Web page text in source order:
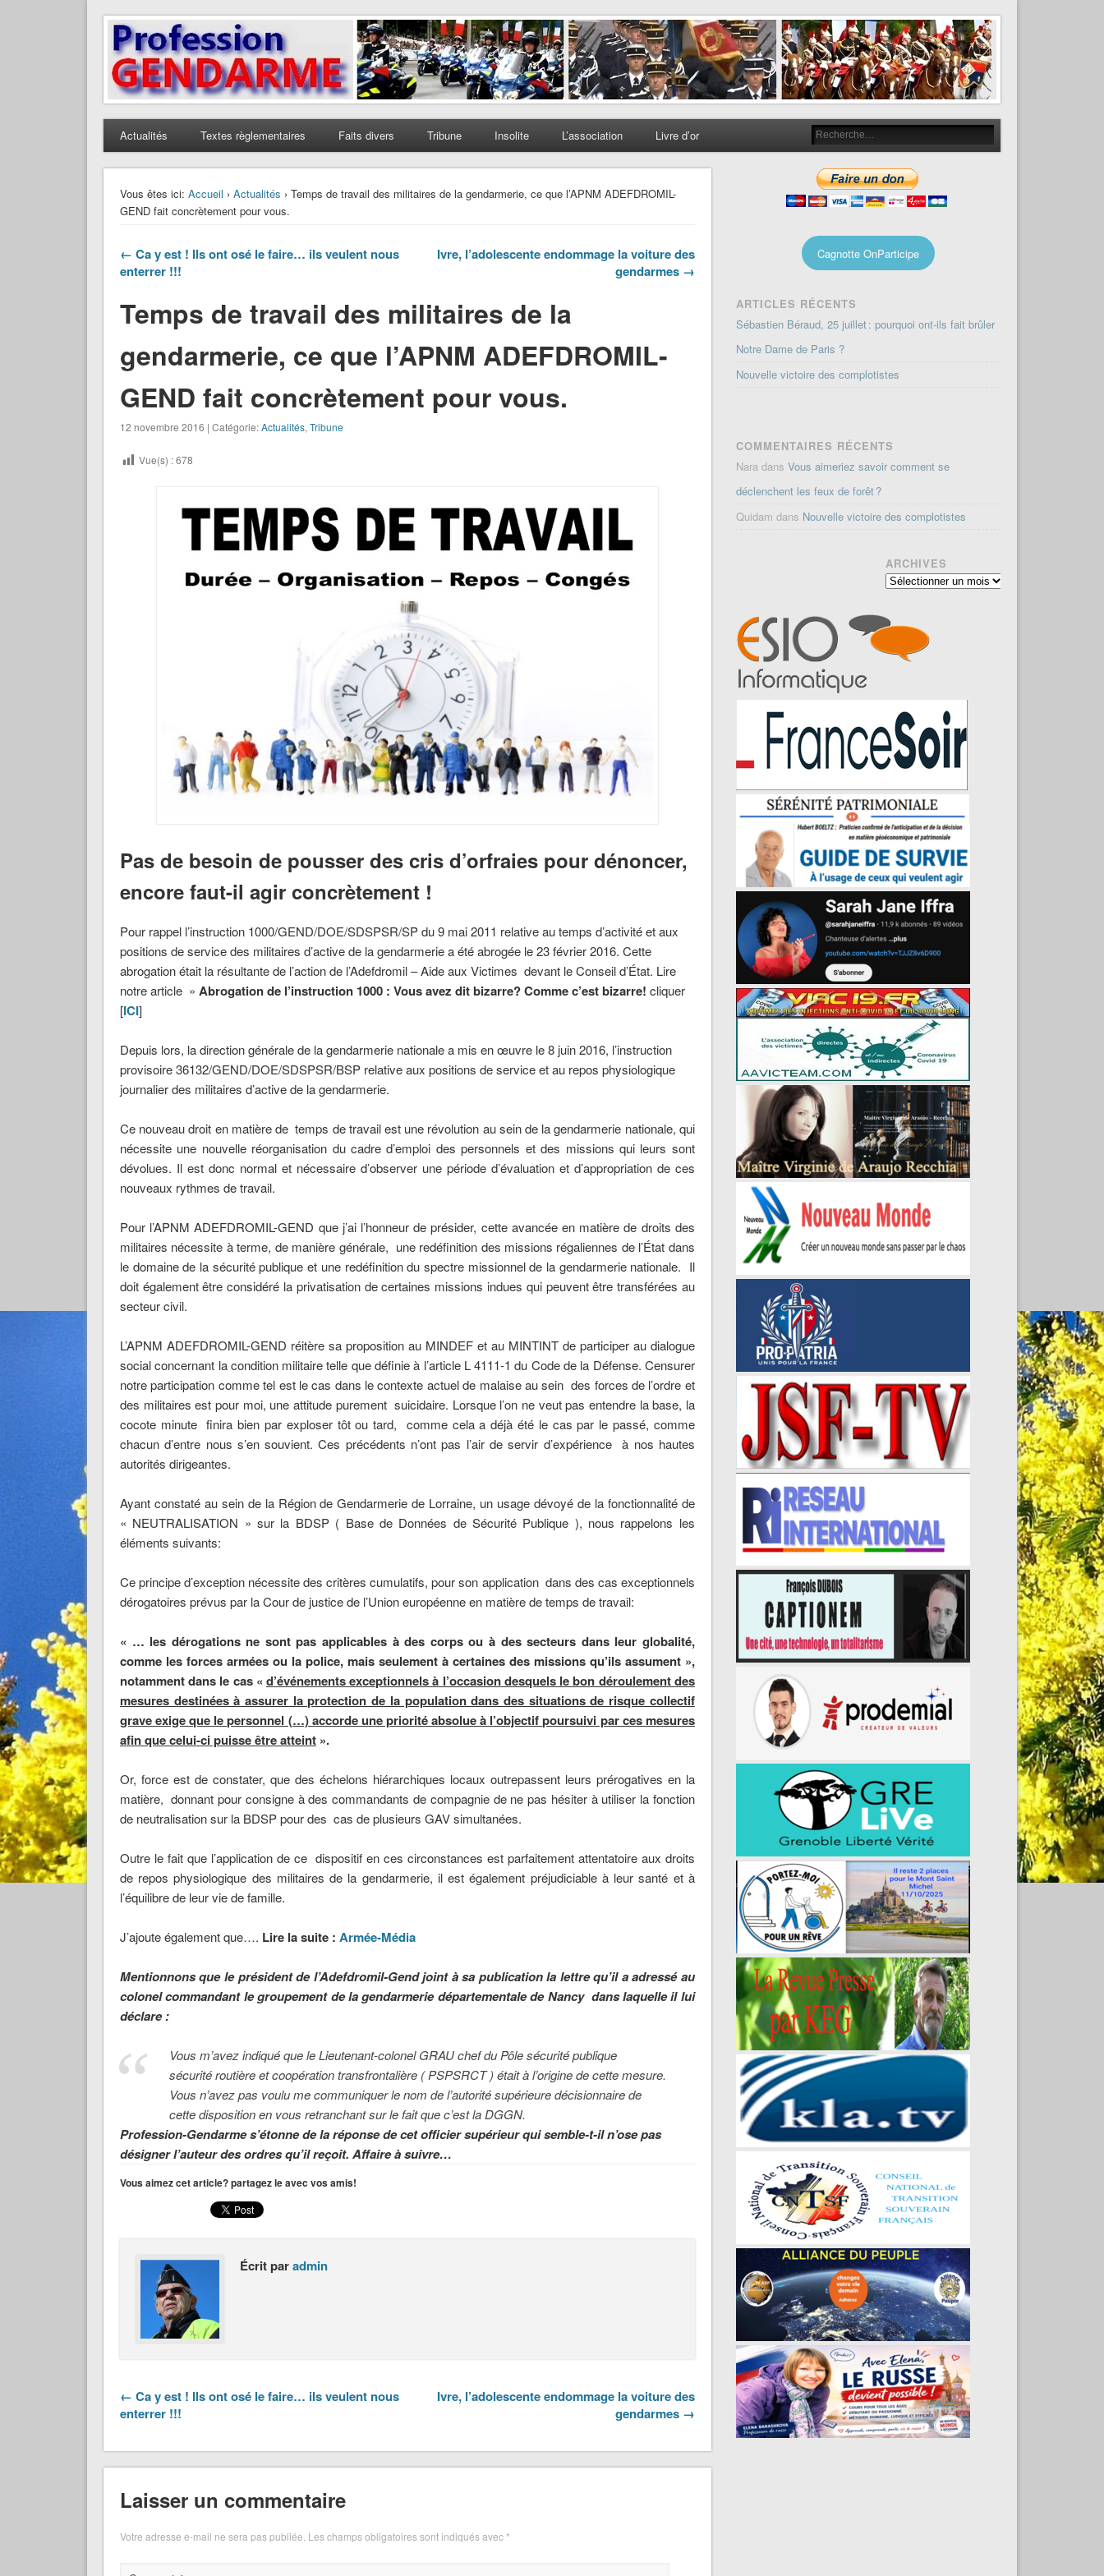
Profession Gendarme
Le journal des gendarmes
Actualités Textes règlementaires Faits divers Tribune Insolite L’association Livre d’or
Vous êtes ici: Accueil › Actualités › Temps de travail des militaires de la gendarmerie, ce que l’APNM ADEFDROMIL-
GEND fait concrètement pour vous.
← Ca y est ! Ils ont osé le faire… ils veulent nous
enterrer !!!
Ivre, l’adolescente endommage la voiture des
gendarmes →
Temps de travail des militaires de la
gendarmerie, ce que l’APNM ADEFDROMIL-
GEND fait concrètement pour vous.
12 novembre 2016 | Catégorie:Actualités, Tribune
Vue(s) :678
Pas de besoin de pousser des cris d’orfraies pour dénoncer,
encore faut-il agir concrètement !
Pour rappel l’instruction 1000/GEND/DOE/SDSPSR/SP du 9 mai 2011 relative au temps d’activité et aux
positions de service des militaires d’active de la gendarmerie a été abrogée le 23 février 2016. Cette
abrogation était la résultante de l’action de l’Adefdromil – Aide aux Victimes devant le Conseil d’État. Lire
notre article » Abrogation de l’instruction 1000 : Vous avez dit bizarre? Comme c’est bizarre! cliquer
[ICI]
Depuis lors, la direction générale de la gendarmerie nationale a mis en œuvre le 8 juin 2016, l’instruction
provisoire 36132/GEND/DOE/SDSPSR/BSP relative aux positions de service et au repos physiologique
journalier des militaires d’active de la gendarmerie.
Ce nouveau droit en matière de temps de travail est une révolution au sein de la gendarmerie nationale, qui
nécessite une nouvelle réorganisation du cadre d’emploi des personnels et des missions qui leurs sont
dévolues. Il est donc normal et nécessaire d’observer une période d’évaluation et d’appropriation de ces
nouveaux rythmes de travail.
Pour l’APNM ADEFDROMIL-GEND que j’ai l’honneur de présider, cette avancée en matière de droits des
militaires nécessite à terme, de manière générale, une redéfinition des missions régaliennes de l’État dans
le domaine de la sécurité publique et une redéfinition du spectre missionnel de la gendarmerie nationale. Il
doit également être considéré la privatisation de certaines missions indues qui peuvent être transférées au
secteur civil.
L’APNM ADEFDROMIL-GEND réitère sa proposition au MINDEF et au MINTINT de participer au dialogue
social concernant la condition militaire telle que définie à l’article L 4111-1 du Code de la Défense. Censurer
notre participation comme tel est le cas dans le contexte actuel de malaise au sein des forces de l’ordre et
des militaires est pour moi, une attitude purement suicidaire. Lorsque l’on ne veut pas entendre la base, la
cocote minute finira bien par exploser tôt ou tard, comme cela a déjà été le cas par le passé, comme
chacun d’entre nous s’en souvient. Ces précédents n’ont pas l’air de servir d’expérience à nos hautes
autorités dirigeantes.
Ayant constaté au sein de la Région de Gendarmerie de Lorraine, un usage dévoyé de la fonctionnalité de
« NEUTRALISATION » sur la BDSP ( Base de Données de Sécurité Publique ), nous rappelons les
éléments suivants:
Ce principe d’exception nécessite des critères cumulatifs, pour son application dans des cas exceptionnels
dérogatoires prévus par la Cour de justice de l’Union européenne en matière de temps de travail:
« … les dérogations ne sont pas applicables à des corps ou à des secteurs dans leur globalité,
comme les forces armées ou la police, mais seulement à certaines des missions qu’ils assument »,
notamment dans le cas «d’événements exceptionnels à l’occasion desquels le bon déroulement des
mesures destinées à assurer la protection de la population dans des situations de risque collectif
grave exige que le personnel (…) accorde une priorité absolue à l’objectif poursuivi par ces mesures
afin que celui-ci puisse être atteint».
Or, force est de constater, que des échelons hiérarchiques locaux outrepassent leurs prérogatives en la
matière, donnant pour consigne à des commandants de compagnie de ne pas hésiter à utiliser la fonction
de neutralisation sur la BDSP pour des cas de plusieurs GAV simultanées.
Outre le fait que l’application de ce dispositif en ces circonstances est parfaitement attentatoire aux droits
de repos physiologique des militaires de la gendarmerie, il est également préjudiciable à leur santé et à
l’équilibre de leur vie de famille.
J’ajoute également que…. Lire la suite : Armée-Média
Mentionnons que le président de l’Adefdromil-Gend joint à sa publication la lettre qu’il a adressé au
colonel commandant le groupement de la gendarmerie départementale de Nancy dans laquelle il lui
déclare :
Vous m’avez indiqué que le Lieutenant-colonel GRAU chef du Pôle sécurité publique
sécurité routière et coopération transfrontalière ( PSPSRCT ) était à l’origine de cette mesure.
Vous n’avez pas voulu me communiquer le nom de l’autorité supérieure décisionnaire de
cette disposition en vous retranchant sur le fait que c’est la DGGN.
Profession-Gendarme s’étonne de la réponse de cet officier supérieur qui semble-t-il n’ose pas
désigner l’auteur des ordres qu’il reçoit. Affaire à suivre…
Vous aimez cet article? partagez le avec vos amis!
Écrit paradmin
← Ca y est ! Ils ont osé le faire… ils veulent nous
enterrer !!!
Ivre, l’adolescente endommage la voiture des
gendarmes →
Laisser un commentaire
Votre adresse e-mail ne sera pas publiée. Les champs obligatoires sont indiqués avec*
Cagnotte OnParticipe
ARTICLES RÉCENTS
Sébastien Béraud, 25 juillet : pourquoi ont-ils fait brûler
Notre Dame de Paris ?
Nouvelle victoire des complotistes
COMMENTAIRES RÉCENTS
Nara dansVous aimeriez savoir comment se
déclenchent les feux de forêt ?
Quidam dans Nouvelle victoire des complotistes
ARCHIVES
Archives